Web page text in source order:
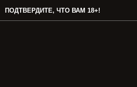
ПОДТВЕРДИТЕ, ЧТО ВАМ 18+!